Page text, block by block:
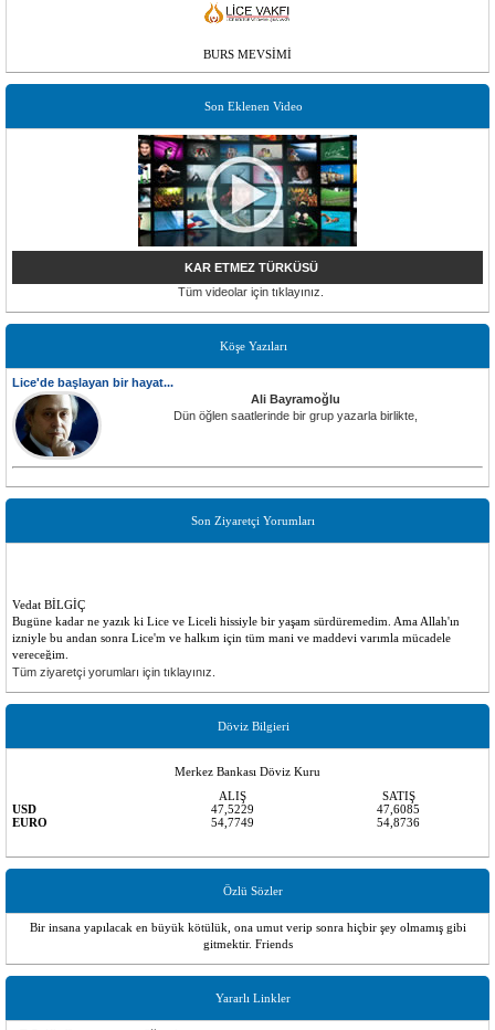
BURS MEVSİMİ
Son Eklenen Video
KAR ETMEZ TÜRKÜSÜ
Tüm videolar için tıklayınız.
Köşe Yazıları
Lice'de başlayan bir hayat...
Ali Bayramoğlu
Dün öğlen saatlerinde bir grup yazarla birlikte,
Son Ziyaretçi Yorumları
Vedat BİLGİÇ
Bugüne kadar ne yazık ki Lice ve Liceli hissiyle bir yaşam sürdüremedim. Ama Allah'ın
izniyle bu andan sonra Lice'm ve halkım için tüm mani ve maddevi varımla mücadele
vereceğim.
behcet tekinhan
hangi dalda nasıl bir katkı yolu izlemeliyiz? Bu konuda bizi aydınlatırsanız seviniriz.
Tüm ziyaretçi yorumları için tıklayınız.
Döviz Bilgieri
Merkez Bankası Döviz Kuru
ALIŞ
SATIŞ
USD
47,5229
47,6085
EURO
54,7749 54,8736
Özlü Sözler
Bir insana yapılacak en büyük kötülük, ona umut verip sonra hiçbir şey olmamış gibi
gitmektir. Friends
Yararlı Linkler